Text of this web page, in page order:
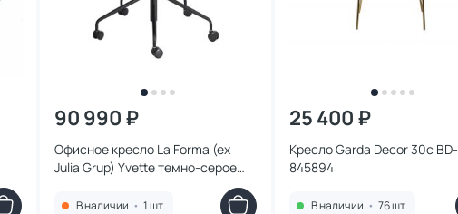
90 990 ₽
Офисное кресло La Forma (ex
Julia Grup) Yvette темно-серое
В наличии • 1 шт.
25 400 ₽
Кресло Garda Decor 30c BD-
845894
В наличии • 76 шт.